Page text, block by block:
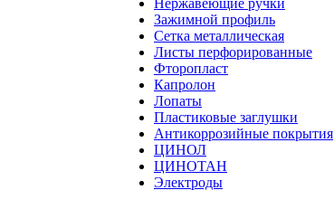
Нержавеющие ручки
Зажимной профиль
Сетка металлическая
Листы перфорированные
Фторопласт
Капролон
Лопаты
Пластиковые заглушки
Антикоррозийные покрытия
ЦИНОЛ
ЦИНОТАН
Электроды